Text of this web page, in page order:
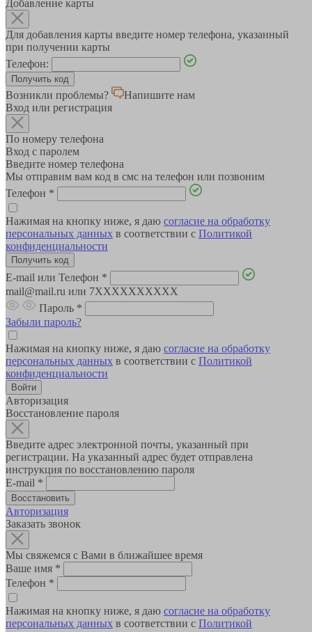
Добавление карты
Для добавления карты введите номер телефона, указанный
при получении карты
Телефон:
Возникли проблемы?
Напишите нам
Вход или регистрация
По номеру телефона
Вход с паролем
Введите номер телефона
Мы отправим вам код в смс на телефон или позвоним
Телефон *
Нажимая на кнопку ниже, я даю согласие на обработку
персональных данных в соответствии с Политикой
конфиденциальности
E-mail или Телефон *
mail@mail.ru или 7XXXXXXXXXX
Пароль *
Забыли пароль?
Нажимая на кнопку ниже, я даю согласие на обработку
персональных данных в соответствии с Политикой
конфиденциальности
Авторизация
Восстановление пароля
Введите адрес электронной почты, указанный при
регистрации. На указанный адрес будет отправлена
инструкция по восстановлению пароля
E-mail *
Авторизация
Заказать звонок
Мы свяжемся с Вами в ближайшее время
Ваше имя *
Телефон *
Нажимая на кнопку ниже, я даю согласие на обработку
персональных данных в соответствии с Политикой